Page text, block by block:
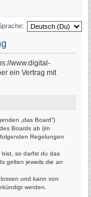
www.digital-
ein Vertrag mit
„das Board“)
Boards ab (im
Regelungen
so darfst du das
gelten jeweils die an
und kann von
werden.